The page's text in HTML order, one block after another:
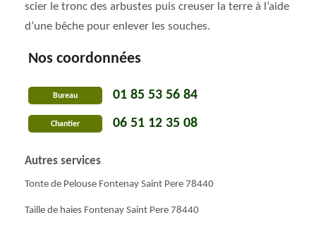
scier le tronc des arbustes puis creuser la terre à l’aide
d’une bêche pour enlever les souches.
Nos coordonnées
Bureau 01 85 53 56 84
Chantier 06 51 12 35 08
Autres services
Tonte de Pelouse Fontenay Saint Pere 78440
Taille de haies Fontenay Saint Pere 78440